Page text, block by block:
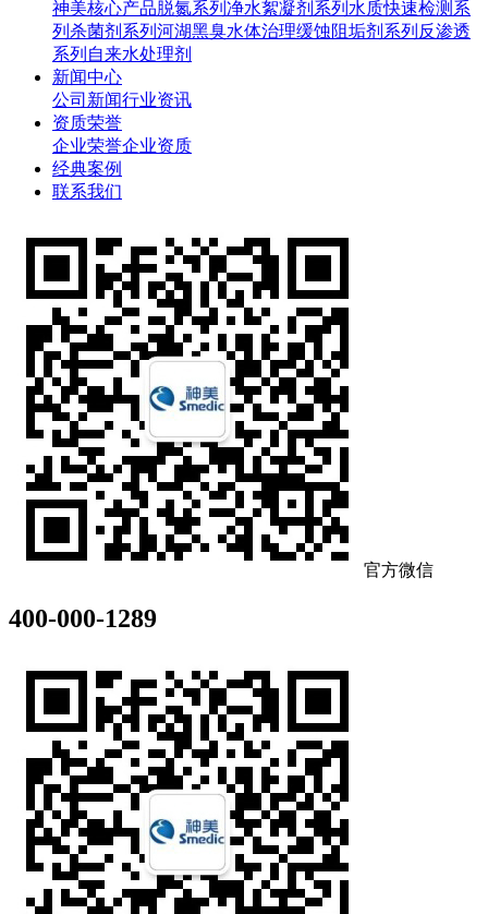
神美核心产品脱氮系列 净水絮凝剂系列 水质快速检测系
列 杀菌剂系列 河湖黑臭水体治理缓蚀阻垢剂系列 反渗透
系列 自来水处理剂
新闻中心
公司新闻行业资讯
资质荣誉
企业荣誉企业资质
经典案例
联系我们
官方微信
400-000-1289